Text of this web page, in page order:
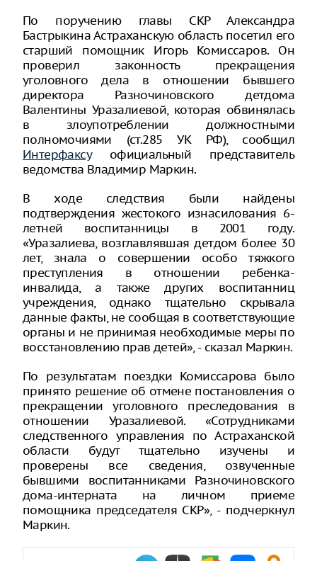
По поручению главы СКР Александра
Бастрыкина Астраханскую область посетил его
старший помощник Игорь Комиссаров. Он
проверил законность прекращения
уголовного дела в отношении бывшего
директора Разночиновского детдома
Валентины Уразалиевой, которая обвинялась
в злоупотреблении должностными
полномочиями (ст.285 УК РФ), сообщил
Интерфаксуофициальный представитель
ведомства Владимир Маркин.
В ходе следствия были найдены
подтверждения жестокого изнасилования 6-
летней воспитанницы в 2001 году.
«Уразалиева, возглавлявшая детдом более 30
лет, знала о совершении особо тяжкого
преступления в отношении ребенка-
инвалида, а также других воспитанниц
учреждения, однако тщательно скрывала
данные факты, не сообщая в соответствующие
органы и не принимая необходимые меры по
восстановлению прав детей», - сказал Маркин.
По результатам поездки Комиссарова было
принято решение об отмене постановления о
прекращении уголовного преследования в
отношении Уразалиевой. «Сотрудниками
следственного управления по Астраханской
области будут тщательно изучены и
проверены все сведения, озвученные
бывшими воспитанниками Разночиновского
дома-интерната на личном приеме
помощника председателя СКР», - подчеркнул
Маркин.